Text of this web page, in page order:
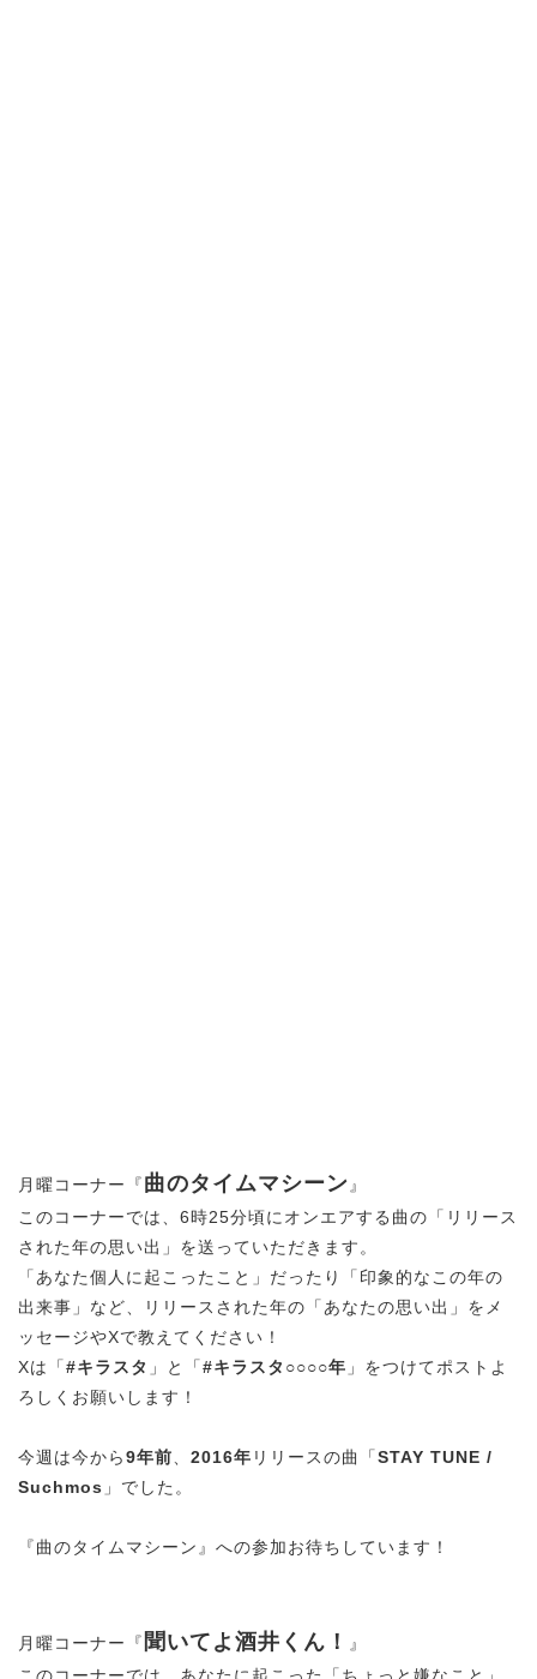
月曜コーナー『曲のタイムマシーン 』
このコーナーでは、6時25分頃にオンエアする曲の「リリース
された年の思い出」を送っていただきます。
「あなた個人に起こったこと」だったり「印象的なこの年の
出来事」など、リリースされた年の「あなたの思い出」をメ
ッセージやXで教えてください！
Xは「#キラスタ 」と「#キラスタ○○○○年 」をつけてポストよ
ろしくお願いします！
今週は今から9年前 2016年 リリースの曲「STAY TUNE /
Suchmos 」でした。
『曲のタイムマシーン』への参加お待ちしています！
月曜コーナー『 聞いてよ酒井くん！
』
このコーナーでは、あなたに起こった「ちょっと嫌なこと」